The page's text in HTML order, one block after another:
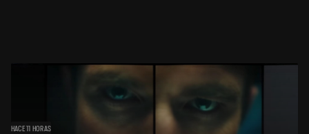
HACE 11 HORAS